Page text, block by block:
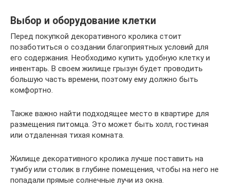
Выбор и оборудование клетки
Перед покупкой декоративного кролика стоит
позаботиться о создании благоприятных условий для
его содержания. Необходимо купить удобную клетку и
инвентарь. В своем жилище грызун будет проводить
большую часть времени, поэтому ему должно быть
комфортно.
Также важно найти подходящее место в квартире для
размещения питомца. Это может быть холл, гостиная
или отдаленная тихая комната.
Жилище декоративного кролика лучше поставить на
тумбу или столик в глубине помещения, чтобы на него не
попадали прямые солнечные лучи из окна.